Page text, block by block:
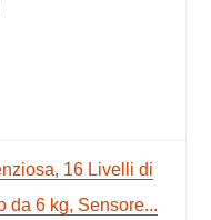
16 Livelli di
da 6 kg, Sensore...